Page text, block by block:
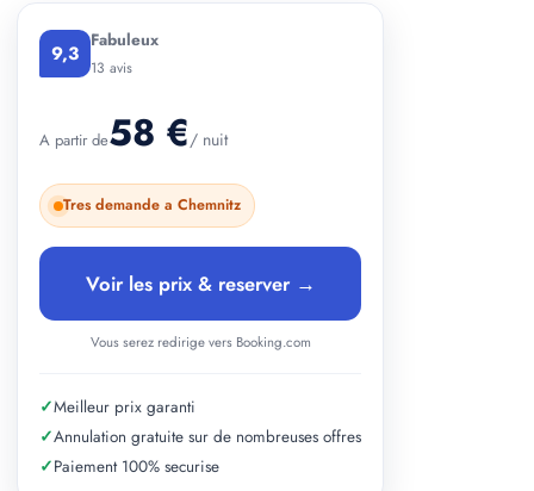
9,3 Fabuleux
13 avis
A partir de58 €/ nuit
Tres demande a Chemnitz
Voir les prix & reserver →
Vous serez redirige vers Booking.com
✓Meilleur prix garanti
✓Annulation gratuite sur de nombreuses offres
✓Paiement 100% securise